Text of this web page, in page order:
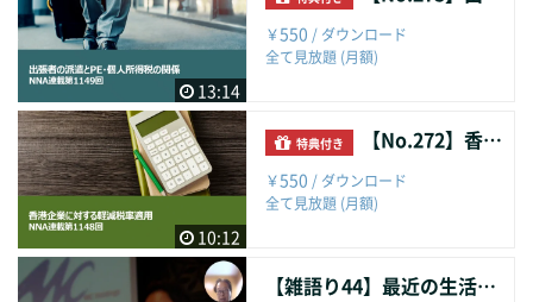
13:14
￥550 / ダウンロード
全て見放題 (月額)
10:12
特典付き 【No.272】香港企業に対する軽減税率適用
￥550 / ダウンロード
全て見放題 (月額)
【雑語り44】最近の生活（2026年5月）